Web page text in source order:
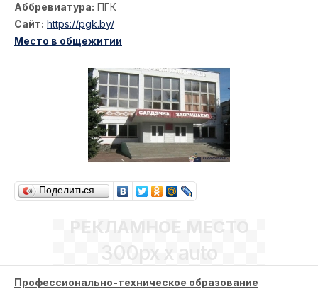
Аббревиатура: ПГК
Сайт: https://pgk.by/
Место в общежитии
Поделиться…
РЕКЛАМНОЕ МЕСТО
300px x auto
Профессионально-техническое образование